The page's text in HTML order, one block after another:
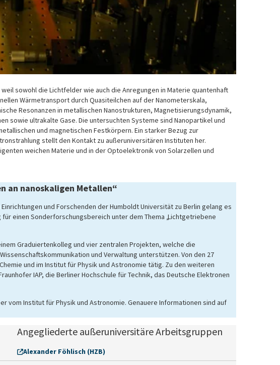
sowohl die Lichtfelder wie auch die Anregungen in Materie quantenhaft
Wärmetransport durch Quasiteilchen auf der Nanometerskala,
Resonanzen in metallischen Nanostrukturen, Magnetisierungsdynamik,
sowie ultrakalte Gase. Die untersuchten Systeme sind Nanopartikel und
und magnetischen Festkörpern. Ein starker Bezug zur
stellt den Kontakt zu außeruniversitären Instituten her.
weichen Materie und in der Optoelektronik von Solarzellen und
an nanoskaligen Metallen“
und Forschenden der Humboldt Universität zu Berlin gelang es
einen Sonderforschungsbereich unter dem Thema „Lichtgetriebene
Graduiertenkolleg und vier zentralen Projekten, welche die
und Verwaltung unterstützen. Von den 27
und im Institut für Physik und Astronomie tätig. Zu den weiteren
IAP, die Berliner Hochschule für Technik, das Deutsche Elektronen
vom Institut für Physik und Astronomie. Genauere Informationen sind auf
Angegliederte außeruniversitäre Arbeitsgruppen
Alexander Föhlisch (HZB)